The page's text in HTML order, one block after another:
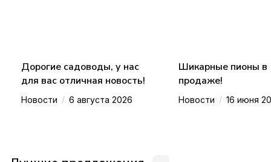
Дорогие садоводы, у нас
для вас отличная новость!
Новости / 6 августа 2026
Шикарные пионы в
продаже!
Новости / 16 июня